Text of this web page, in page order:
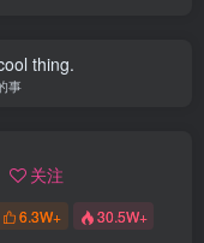
thing.
事
关注
6.3W+ 30.5W+